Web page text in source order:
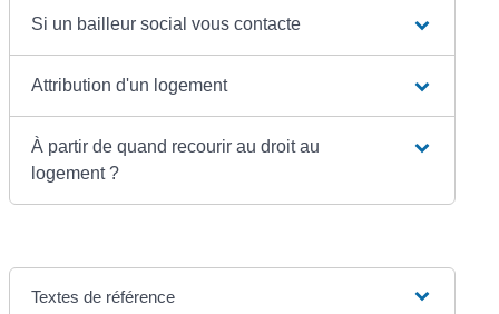
Si un bailleur social vous contacte
Attribution d'un logement
À partir de quand recourir au droit au
logement ?
Textes de référence